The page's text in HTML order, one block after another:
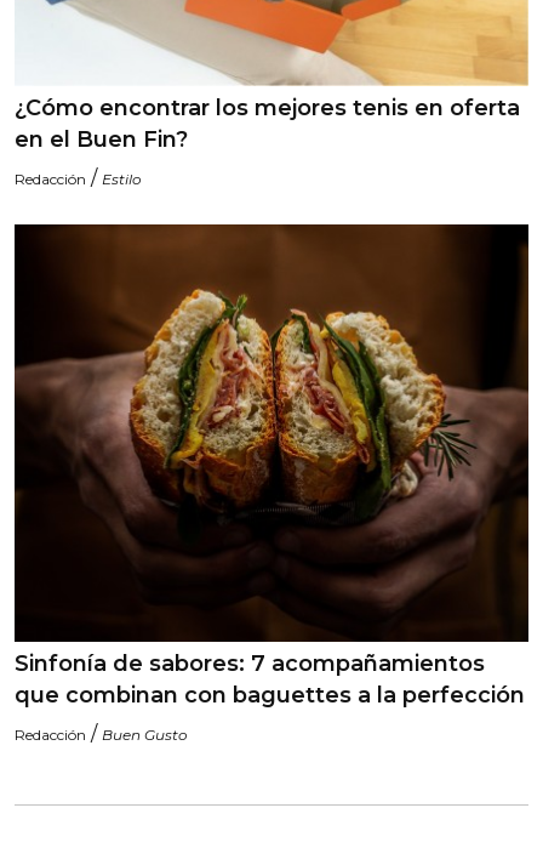
¿Cómo encontrar los mejores tenis en oferta
en el Buen Fin?
Redacción / Estilo
Sinfonía de sabores: 7 acompañamientos
que combinan con baguettes a la perfección
Redacción / Buen Gusto